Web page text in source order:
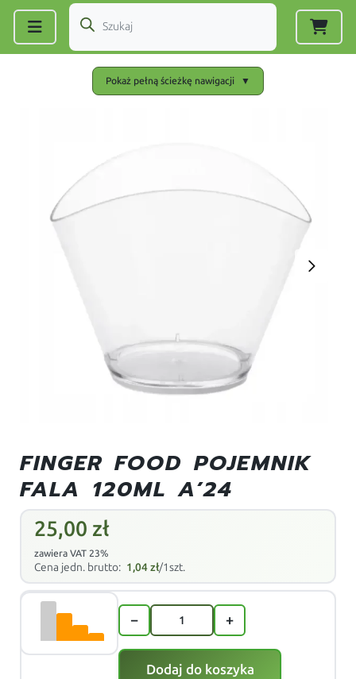
Pokaż pełną ścieżkę nawigacji ▼
FINGER FOOD POJEMNIK
FALA 120ML A’24
25,00 zł
zawiera VAT 23%
Cena jedn. brutto: 1,04zł/1szt.
− +
Dodaj do koszyka